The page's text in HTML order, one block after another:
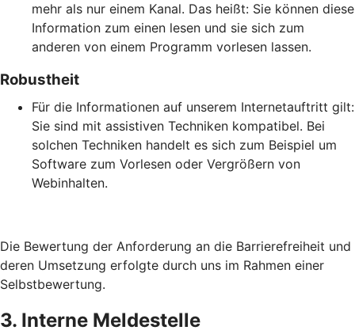
mehr als nur einem Kanal. Das heißt: Sie können diese
Information zum einen lesen und sie sich zum
anderen von einem Programm vorlesen lassen.
Robustheit
Für die Informationen auf unserem Internetauftritt gilt:
Sie sind mit assistiven Techniken kompatibel. Bei
solchen Techniken handelt es sich zum Beispiel um
Software zum Vorlesen oder Vergrößern von
Webinhalten.
Die Bewertung der Anforderung an die Barrierefreiheit und
deren Umsetzung erfolgte durch uns im Rahmen einer
Selbstbewertung.
3. Interne Meldestelle